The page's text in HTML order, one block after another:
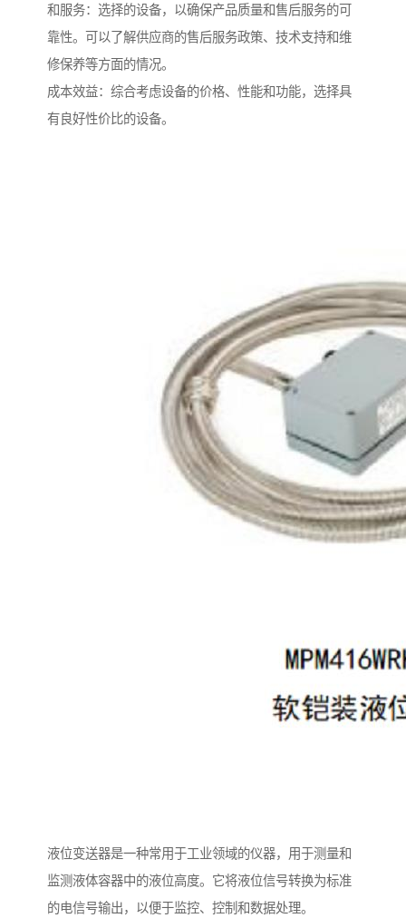
和服务：选择的设备，以确保产品质量和售后服务的可
靠性。可以了解供应商的售后服务政策、技术支持和维
修保养等方面的情况。
成本效益：综合考虑设备的价格、性能和功能，选择具
有良好性价比的设备。
液位变送器是一种常用于工业领域的仪器，用于测量和
监测液体容器中的液位高度。它将液位信号转换为标准
的电信号输出，以便于监控、控制和数据处理。